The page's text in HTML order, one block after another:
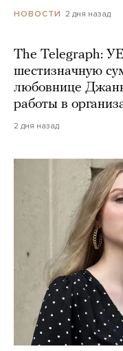
НОВОСТИ 2 дня назад
The Telegraph:
шестизначную
любовнице
работы в
2 дня назад